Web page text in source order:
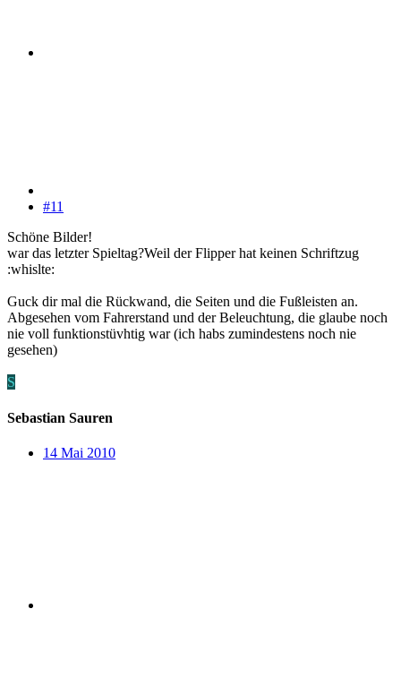
#11
Schöne Bilder!
war das letzter Spieltag?Weil der Flipper hat keinen Schriftzug
:whislte:
Guck dir mal die Rückwand, die Seiten und die Fußleisten an.
Abgesehen vom Fahrerstand und der Beleuchtung, die glaube noch
nie voll funktionstüvhtig war (ich habs zumindestens noch nie
gesehen)
S
Sebastian Sauren
14 Mai 2010